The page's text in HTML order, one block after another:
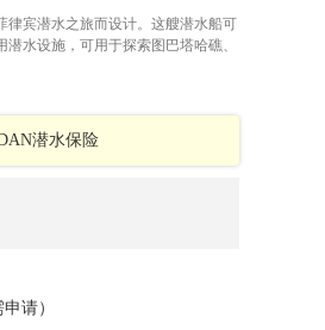
律宾潜水之旅而设计。这艘潜水船可
水设施，可用于探索图巴塔哈礁、
潜水保险
请）